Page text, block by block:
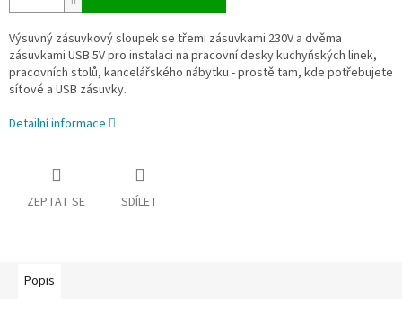
Výsuvný zásuvkový sloupek se třemi zásuvkami 230V a dvěma
zásuvkami USB 5V pro instalaci na pracovní desky kuchyňských linek,
pracovních stolů, kancelářského nábytku - prostě tam, kde potřebujete
síťové a USB zásuvky.
Detailní informace
ZEPTAT SE SDÍLET
Popis